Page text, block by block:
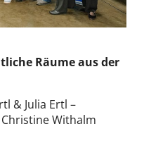
Räume ​aus der
& Julia Ertl –
Withalm